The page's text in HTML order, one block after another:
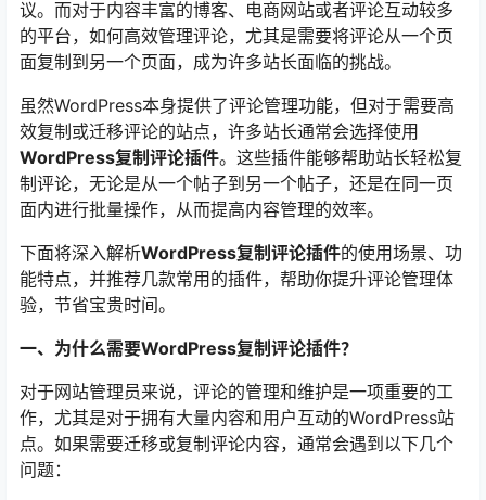
议。而对于内容丰富的博客、电商网站或者评论互动较多
的平台，如何高效管理评论，尤其是需要将评论从一个页
面复制到另一个页面，成为许多站长面临的挑战。
虽然WordPress本身提供了评论管理功能，但对于需要高
效复制或迁移评论的站点，许多站长通常会选择使用
WordPress复制评论插件。这些插件能够帮助站长轻松复
制评论，无论是从一个帖子到另一个帖子，还是在同一页
面内进行批量操作，从而提高内容管理的效率。
下面将深入解析WordPress复制评论插件的使用场景、功
能特点，并推荐几款常用的插件，帮助你提升评论管理体
验，节省宝贵时间。
一、为什么需要WordPress复制评论插件？
对于网站管理员来说，评论的管理和维护是一项重要的工
作，尤其是对于拥有大量内容和用户互动的WordPress站
点。如果需要迁移或复制评论内容，通常会遇到以下几个
问题：